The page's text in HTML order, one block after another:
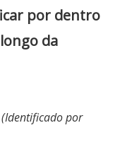
por dentro
da
(Identificado por